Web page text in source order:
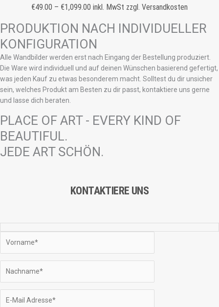
€49.00 – €1,099.00 inkl. MwSt zzgl. Versandkosten
PRODUKTION NACH INDIVIDUELLER
KONFIGURATION
Alle Wandbilder werden erst nach Eingang der Bestellung produziert.
Die Ware wird individuell und auf deinen Wünschen basierend gefertigt,
was jeden Kauf zu etwas besonderem macht. Solltest du dir unsicher
sein, welches Produkt am Besten zu dir passt, kontaktiere uns gerne
und lasse dich beraten.
PLACE OF ART - EVERY KIND OF
BEAUTIFUL.
JEDE ART SCHÖN.
KONTAKTIERE UNS